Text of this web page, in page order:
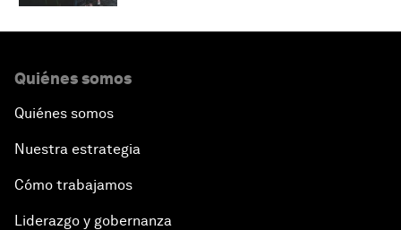
Quiénes somos
Quiénes somos
Nuestra estrategia
Cómo trabajamos
Liderazgo y gobernanza